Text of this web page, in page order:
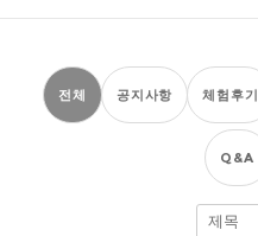
전체 공지사항 체험후기
Q&A